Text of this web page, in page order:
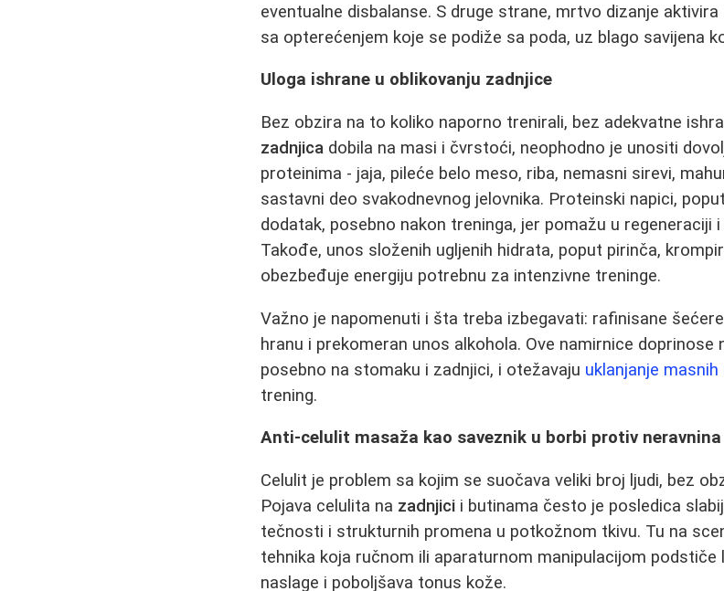
eventualne disbalanse. S druge strane, mrtvo dizanje
sa opterećenjem koje se podiže sa poda, uz blago savijena
Uloga ishrane u oblikovanju zadnjice
Bez obzira na to koliko naporno trenirali, bez adekvatne
zadnjica dobila na masi i čvrstoći, neophodno je unositi
proteinima - jaja, pileće belo meso, riba, nemasni sirevi,
sastavni deo svakodnevnog jelovnika. Proteinski napici,
dodatak, posebno nakon treninga, jer pomažu u regeneraciji
Takođe, unos složenih ugljenih hidrata, poput pirinča,
obezbeđuje energiju potrebnu za intenzivne treninge.
Važno je napomenuti i šta treba izbegavati: rafinisane
hranu i prekomeran unos alkohola. Ove namirnice doprinose
posebno na stomaku i zadnjici, i otežavaju uklanjanje masnih
trening.
Anti-celulit masaža kao saveznik u borbi protiv neravnina
Celulit je problem sa kojim se suočava veliki broj ljudi, bez
Pojava celulita na zadnjici i butinama često je posledica
tečnosti i strukturnih promena u potkožnom tkivu. Tu na
tehnika koja ručnom ili aparaturnom manipulacijom podstiče
naslage i poboljšava tonus kože.